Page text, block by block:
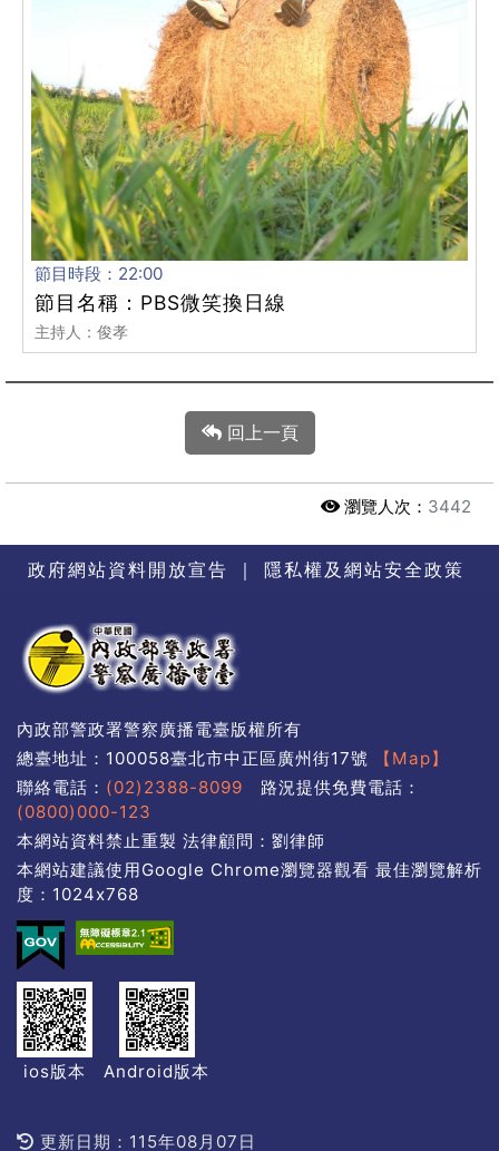
節目時段：22:00
節目名稱：PBS微笑換日線
主持人：俊孝
回上一頁
瀏覽人次： 3442
政府網站資料開放宣告 ｜ 隱私權及網站安全政策
內政部警政署警察廣播電臺版權所有
總臺地址：100058臺北市中正區廣州街17號
【Map】
聯絡電話： (02)2388-8099 路況提供免費電話：
(0800)000-123
本網站資料禁止重製 法律顧問：劉律師
本網站建議使用Google Chrome瀏覽器觀看 最佳瀏覽解析
度：1024x768
ios版本 Android版本
更新日期：115年08月07日